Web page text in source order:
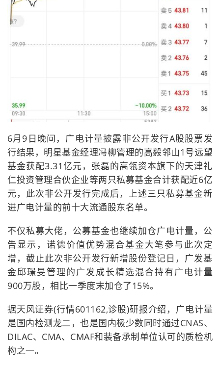
6月9日晚间，广电计量披露非公开发行A股股票发
行结果，明星基金经理冯柳管理的高毅邻山1号远望
基金获配3.31亿元，张磊的高瓴资本旗下的天津礼
仁投资管理合伙企业等两只私募基金合计获配近6亿
元，此次非公开发行完成后，上述三只私募基金新
进广电计量的前十大流通股东名单。
不仅私募大佬，公募基金也继续加仓广电计量，公
告显示，诺德价值优势混合基金大笔参与此次定
增，截止此次非公开发行新增股份登记日，广发基
金邱璟旻管理的广发成长精选混合持有广电计量
900万股，相比一季度末加仓了15%。
据天风证券(行情601162,诊股)研报介绍，广电计量
是国内检测龙二，也是国内极少数同时通过CNAS、
DILAC、CMA、CMAF和装备承制单位认可的质检机
构之一。